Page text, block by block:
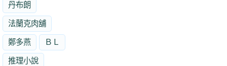
丹布朗
法蘭克肉舖
鄭多燕 ＢＬ
推理小說